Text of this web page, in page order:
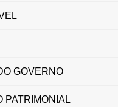
GOVERNO
PATRIMONIAL